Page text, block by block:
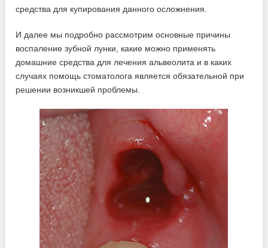
средства для купирования данного осложнения.
И далее мы подробно рассмотрим основные причины
воспаление зубной лунки, какие можно применять
домашние средства для лечения альвеолита и в каких
случаях помощь стоматолога является обязательной при
решении возникшей проблемы.